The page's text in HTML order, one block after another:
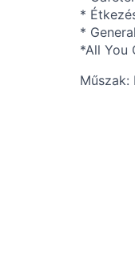
*
*
*All You
Műszak: